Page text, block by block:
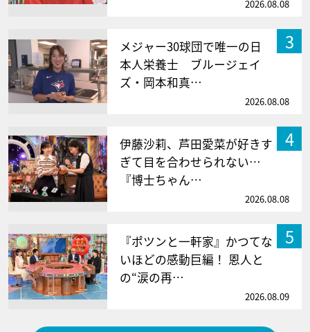
2026.08.08
3
メジャー30球団で唯一の日
本人栄養士 ブルージェイ
ズ・岡本和真…
2026.08.08
4
伊藤沙莉、芦田愛菜が好きす
ぎて目を合わせられない…
『博士ちゃん…
2026.08.08
5
『ポツンと一軒家』かつてな
いほどの感動巨編！ 恩人と
の“涙の再…
2026.08.09